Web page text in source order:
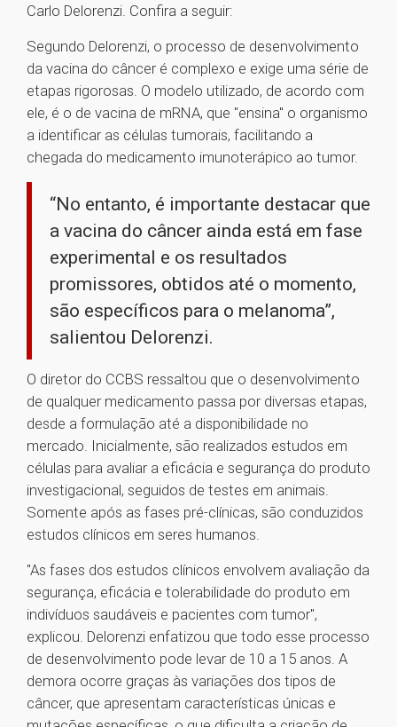
Carlo Delorenzi. Confira a seguir:
Segundo Delorenzi, o processo de desenvolvimento
da vacina do câncer é complexo e exige uma série de
etapas rigorosas. O modelo utilizado, de acordo com
ele, é o de vacina de mRNA, que "ensina" o organismo
a identificar as células tumorais, facilitando a
chegada do medicamento imunoterápico ao tumor.
“No entanto, é importante destacar que
a vacina do câncer ainda está em fase
experimental e os resultados
promissores, obtidos até o momento,
são específicos para o melanoma”,
salientou Delorenzi.
O diretor do CCBS ressaltou que o desenvolvimento
de qualquer medicamento passa por diversas etapas,
desde a formulação até a disponibilidade no
mercado. Inicialmente, são realizados estudos em
células para avaliar a eficácia e segurança do produto
investigacional, seguidos de testes em animais.
Somente após as fases pré-clínicas, são conduzidos
estudos clínicos em seres humanos.
"As fases dos estudos clínicos envolvem avaliação da
segurança, eficácia e tolerabilidade do produto em
indivíduos saudáveis e pacientes com tumor",
explicou. Delorenzi enfatizou que todo esse processo
de desenvolvimento pode levar de 10 a 15 anos. A
demora ocorre graças às variações dos tipos de
câncer, que apresentam características únicas e